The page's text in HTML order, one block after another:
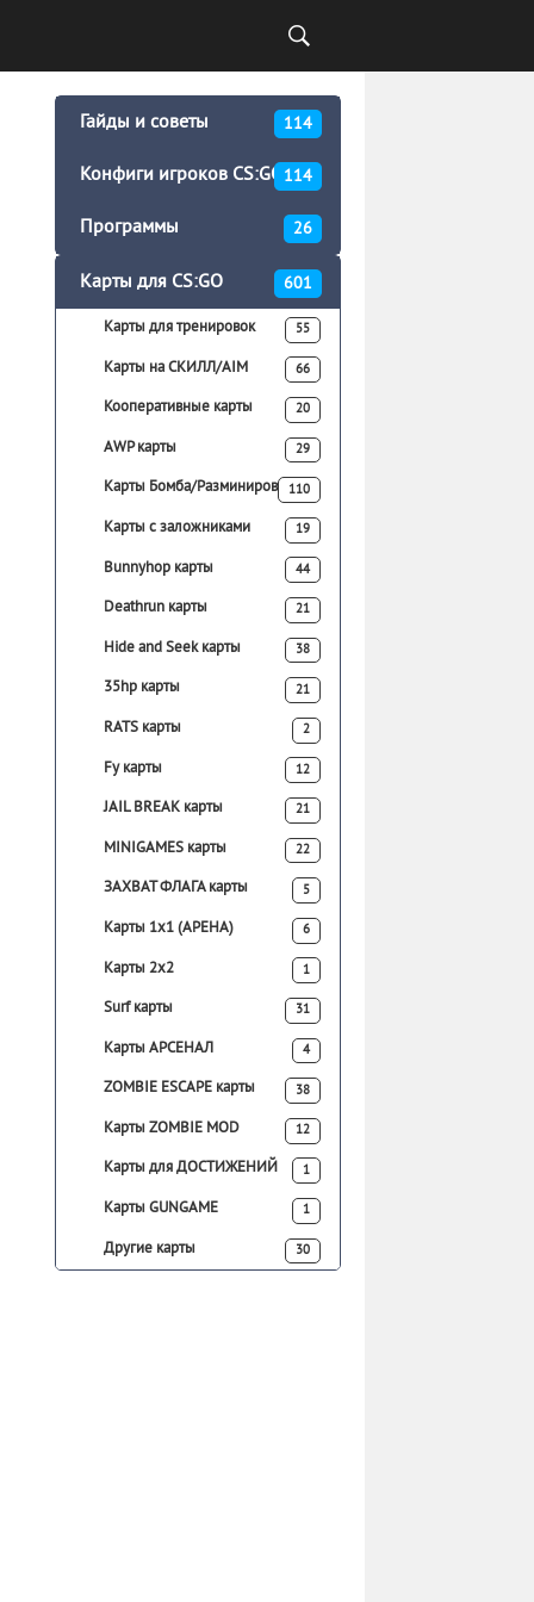
Гайды и советы 114
Конфиги игроков CS:GO 114
Программы 26
Карты для CS:GO 601
Карты для тренировок 55
Карты на СКИЛЛ/AIM 66
Кооперативные карты 20
AWP карты 29
Карты Бомба/Разминирование
110
Карты с заложниками 19
Bunnyhop карты 44
Deathrun карты 21
Hide and Seek карты 38
35hp карты 21
RATS карты 2
Fy карты 12
JAIL BREAK карты 21
MINIGAMES карты 22
ЗАХВАТ ФЛАГА карты 5
Карты 1х1 (АРЕНА) 6
Карты 2х2 1
Surf карты 31
Карты АРСЕНАЛ 4
ZOMBIE ESCAPE карты 38
Карты ZOMBIE MOD 12
Карты для ДОСТИЖЕНИЙ 1
Карты GUNGAME 1
Другие карты 30